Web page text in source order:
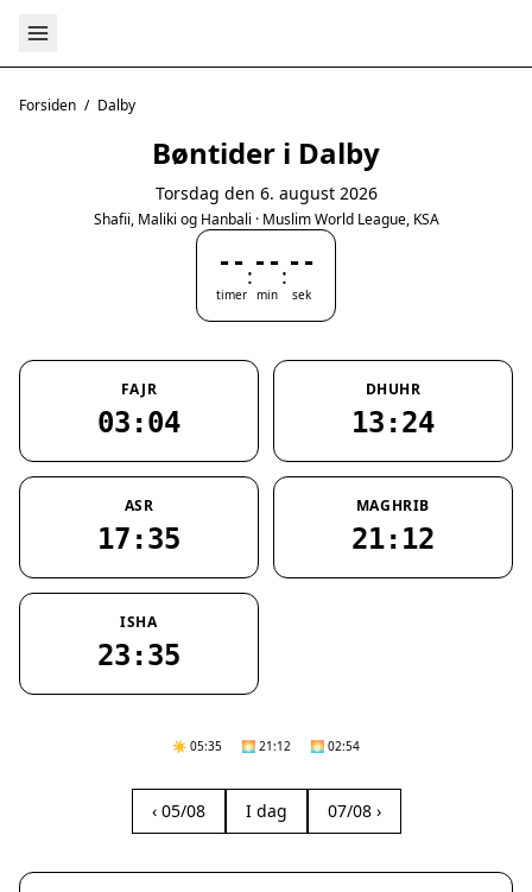
Forsiden / Dalby
Bøntider i Dalby
Torsdag den 6. august 2026
Shafii, Maliki og Hanbali · Muslim World League, KSA
--
timer
:--
min
:--
sek
FAJR
03:04
DHUHR
13:24
ASR
17:35
MAGHRIB
21:12
ISHA
23:35
☀️ 05:35 🌅 21:12 🌅 02:54
‹ 05/08 I dag 07/08 ›